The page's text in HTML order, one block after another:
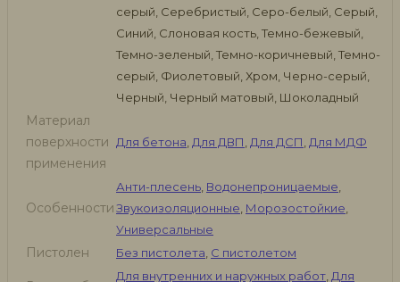
серый, Серебристый, Серо-белый, Серый,
Синий, Слоновая кость, Темно-бежевый,
Темно-зеленый, Темно-коричневый, Темно-
серый, Фиолетовый, Хром, Черно-серый,
Черный, Черный матовый, Шоколадный
Материал
поверхности
применения
Для бетона,Для ДВП,Для ДСП,Для МДФ
Особенности
Анти-плесень, Водонепроницаемые,
Звукоизоляционные, Морозостойкие,
Универсальные
Пистолен Без пистолета, С пистолетом
Для внутренних и наружных работ,Для